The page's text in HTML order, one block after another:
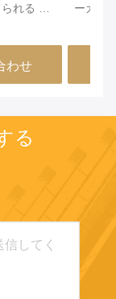
れる 宝
わせ
ーガナ
ー
る